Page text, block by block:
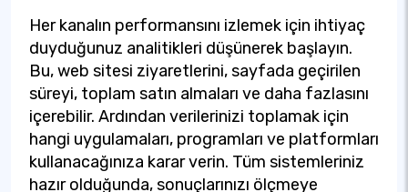
Her kanalın performansını izlemek için ihtiyaç
duyduğunuz analitikleri düşünerek başlayın.
Bu, web sitesi ziyaretlerini, sayfada geçirilen
süreyi, toplam satın almaları ve daha fazlasını
içerebilir. Ardından verilerinizi toplamak için
hangi uygulamaları, programları ve platformları
kullanacağınıza karar verin. Tüm sistemleriniz
hazır olduğunda, sonuçlarınızı ölçmeye